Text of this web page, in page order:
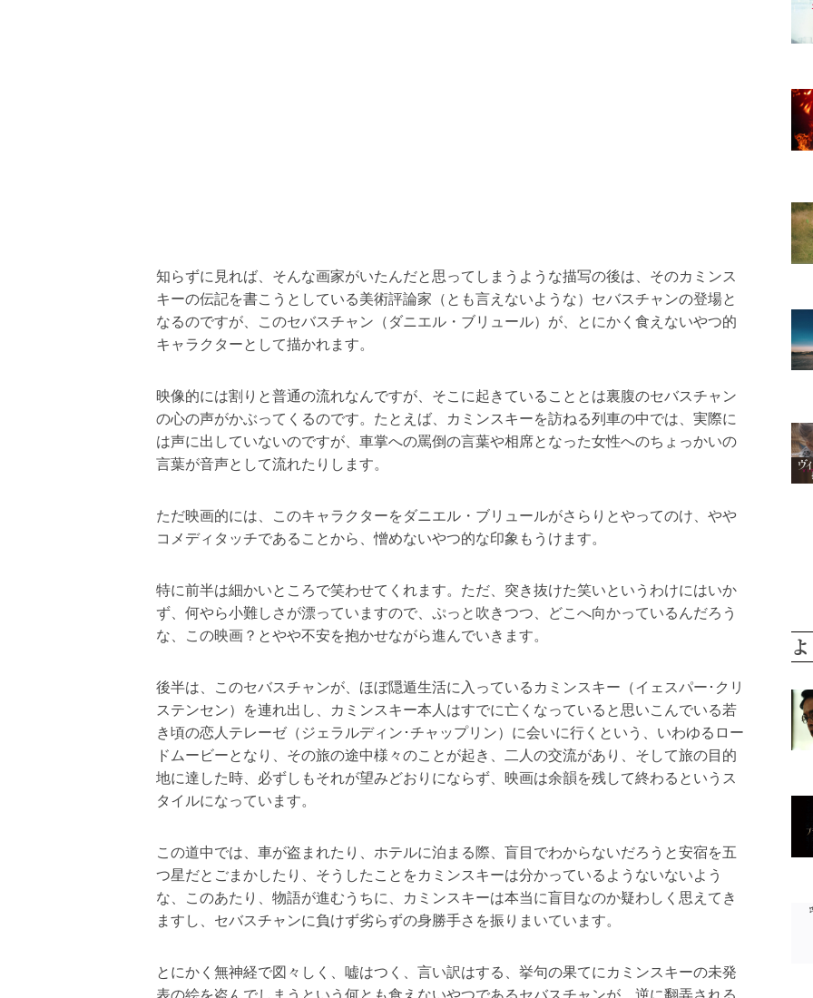
知らずに見れば、そんな画家がいたんだと思ってしまうような描写の後は、そのカミンス
キーの伝記を書こうとしている美術評論家（とも言えないような）セバスチャンの登場と
なるのですが、このセバスチャン（ダニエル・ブリュール）が、とにかく食えないやつ的
キャラクターとして描かれます。
映像的には割りと普通の流れなんですが、そこに起きていることとは裏腹のセバスチャン
の心の声がかぶってくるのです。たとえば、カミンスキーを訪ねる列車の中では、実際に
は声に出していないのですが、車掌への罵倒の言葉や相席となった女性へのちょっかいの
言葉が音声として流れたりします。
ただ映画的には、このキャラクターをダニエル・ブリュールがさらりとやってのけ、やや
コメディタッチであることから、憎めないやつ的な印象もうけます。
特に前半は細かいところで笑わせてくれます。ただ、突き抜けた笑いというわけにはいか
ず、何やら小難しさが漂っていますので、ぷっと吹きつつ、どこへ向かっているんだろう
な、この映画？とやや不安を抱かせながら進んでいきます。
後半は、このセバスチャンが、ほぼ隠遁生活に入っているカミンスキー（イェスパー･クリ
ステンセン）を連れ出し、カミンスキー本人はすでに亡くなっていると思いこんでいる若
き頃の恋人テレーゼ（ジェラルディン･チャップリン）に会いに行くという、いわゆるロー
ドムービーとなり、その旅の途中様々のことが起き、二人の交流があり、そして旅の目的
地に達した時、必ずしもそれが望みどおりにならず、映画は余韻を残して終わるというス
タイルになっています。
この道中では、車が盗まれたり、ホテルに泊まる際、盲目でわからないだろうと安宿を五
つ星だとごまかしたり、そうしたことをカミンスキーは分かっているようないないよう
な、このあたり、物語が進むうちに、カミンスキーは本当に盲目なのか疑わしく思えてき
ますし、セバスチャンに負けず劣らずの身勝手さを振りまいています。
とにかく無神経で図々しく、嘘はつく、言い訳はする、挙句の果てにカミンスキーの未発
表の絵を盗んでしまうという何とも食えないやつであるセバスチャンが、逆に翻弄される